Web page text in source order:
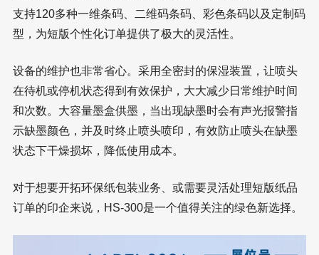
支持120多种一维条码、二维码条码、彩色条码以及定制码
型，为短版个性化订单提供了极大的灵活性。
设备的维护也非常省心。采用全密封的保湿装置，让喷头
在待机或停机状态得到有效保护，大大减少日常维护时间
和次数。大容量墨盒供墨，当出现缺墨时会有声光报警指
示缺墨颜色，并及时终止喷头喷印，有效防止喷头在缺墨
状态下干燥损坏，降低使用成本。
对于想要开拓环保纸包装业务、或需要灵活处理短版纸品
订单的印企来说，HS-300是一个值得关注的绿色新选择。